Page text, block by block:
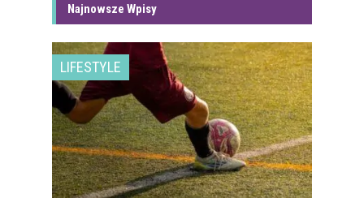
Najnowsze Wpisy
LIFESTYLE